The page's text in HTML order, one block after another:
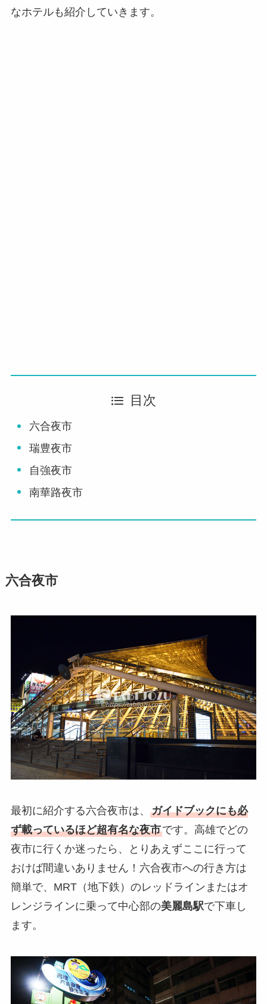
なホテルも紹介していきます。
目次
六合夜市
瑞豊夜市
自強夜市
南華路夜市
六合夜市
最初に紹介する六合夜市は、 ガイドブックにも必
ず載っているほど超有名な夜市です。高雄でどの
夜市に行くか迷ったら、とりあえずここに行って
おけば間違いありません！六合夜市への行き方は
簡単で、MRT（地下鉄）のレッドラインまたはオ
レンジラインに乗って中心部の美麗島駅で下車し
ます。